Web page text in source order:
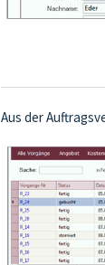
Aus der